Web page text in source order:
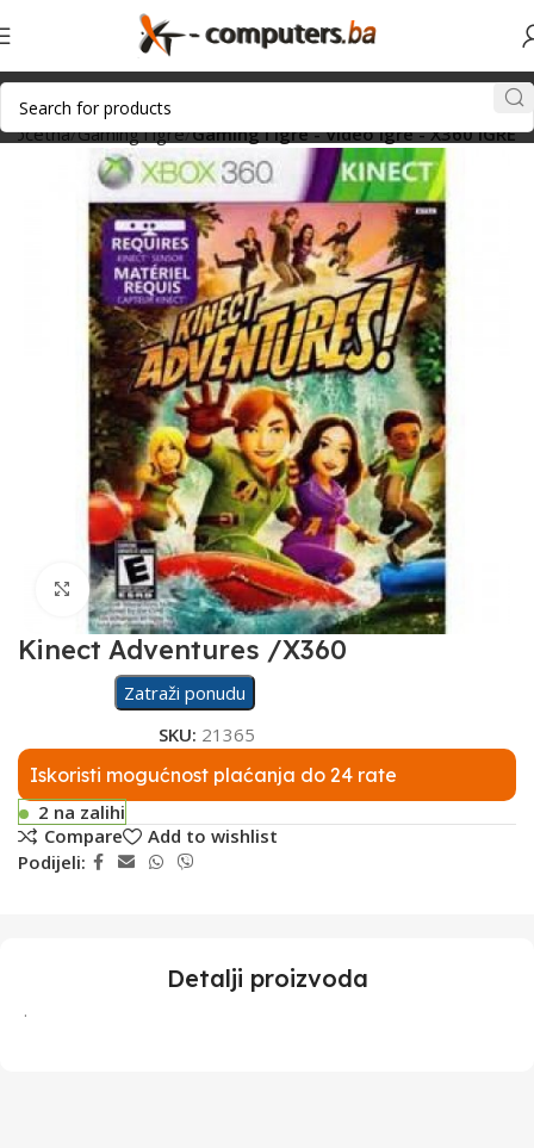
Početna Gaming i igre Gaming i igre - Video igre - X360 IGRE
Click to enlarge
Kinect Adventures /X360
Zatraži ponudu
SKU: 21365
Iskoristi mogućnost plaćanja do 24 rate
2 na zalihi
Compare
Add to wishlist
Podijeli:
Detalji proizvoda
.